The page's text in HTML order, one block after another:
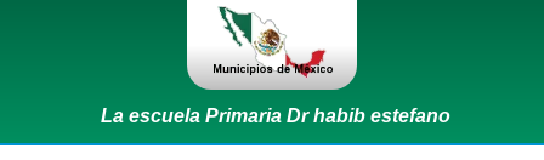
La escuela Primaria Dr habib estefano